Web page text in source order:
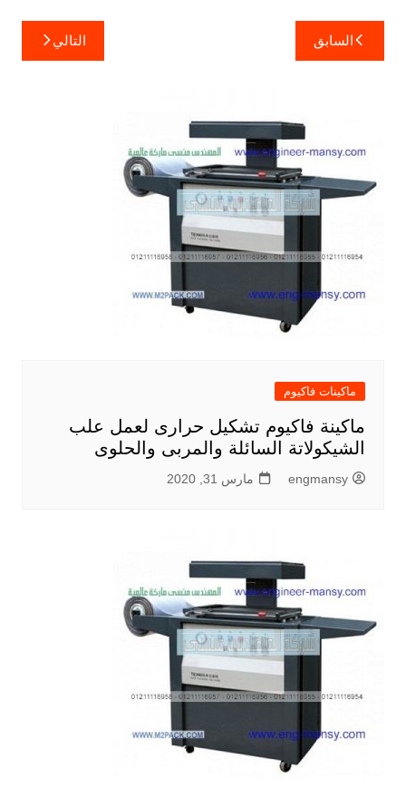
تصفّح
المقالات
السابق التالي
ماكينات فاكيوم
ماكينة فاكيوم تشكيل حرارى لعمل علب
الشيكولاتة السائلة والمربى والحلوى
engmansy مارس 31, 2020